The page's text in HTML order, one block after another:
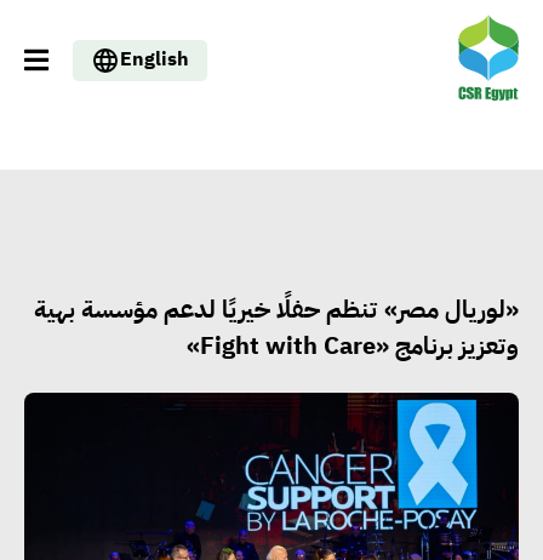
English
«لوريال مصر» تنظم حفلًا خيريًا لدعم مؤسسة بهية
وتعزيز برنامج «Fight with Care»